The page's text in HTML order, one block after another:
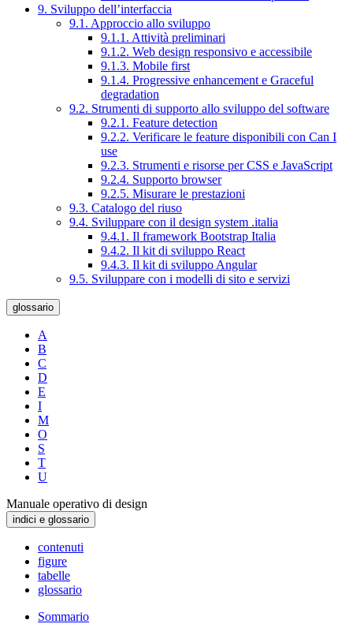
9. Sviluppo dell’interfaccia
9.1. Approccio allo sviluppo
9.1.1. Attività preliminari
9.1.2. Web design responsivo e accessibile
9.1.3. Mobile first
9.1.4. Progressive enhancement e Graceful
degradation
9.2. Strumenti di supporto allo sviluppo del software
9.2.1. Feature detection
9.2.2. Verificare le feature disponibili con Can I
use
9.2.3. Strumenti e risorse per CSS e JavaScript
9.2.4. Supporto browser
9.2.5. Misurare le prestazioni
9.3. Catalogo del riuso
9.4. Sviluppare con il design system .italia
9.4.1. Il framework Bootstrap Italia
9.4.2. Il kit di sviluppo React
9.4.3. Il kit di sviluppo Angular
9.5. Sviluppare con i modelli di sito e servizi
glossario
A
B
C
D
E
I
M
O
S
T
U
Manuale operativo di design
indici e glossario
contenuti
figure
tabelle
glossario
Sommario